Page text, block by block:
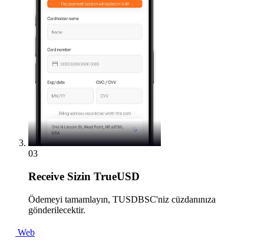
03
Receive Sizin TrueUSD
Ödemeyi tamamlayın, TUSDBSC'niz cüzdanınıza
gönderilecektir.
Web